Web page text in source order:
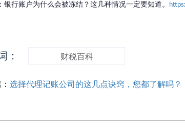
银行账户为什么会被冻结？这几种情况一定要知道。
： 财税百科
选择代理记账公司的这几点诀窍，您都了解吗？